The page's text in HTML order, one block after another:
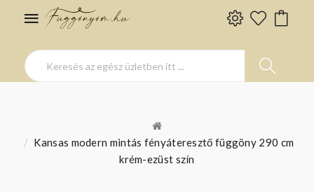
Kansas modern mintás fényáteresztő függöny 290 cm
krém-ezüst szín